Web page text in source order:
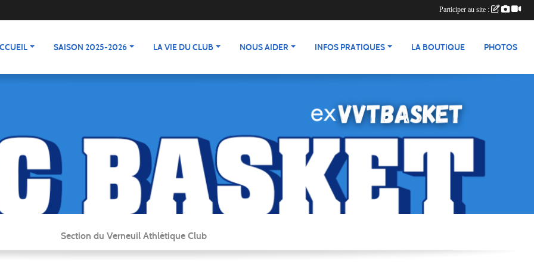
SAISON 2025-2026 LA VIE DU CLUB NOUS AIDER INFOS PRATIQUES LA BOUTIQUE PHOTOS
Section du Verneuil Athlétique Club
Participer au site :